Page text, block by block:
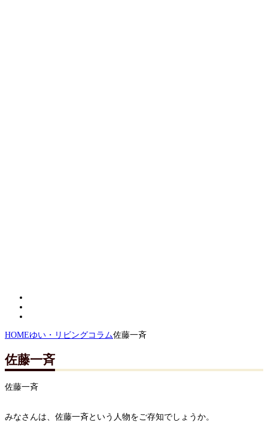
HOMEゆい・リビングコラム佐藤一斉
佐藤一斉
佐藤一斉
みなさんは、佐藤一斉という人物をご存知でしょうか。